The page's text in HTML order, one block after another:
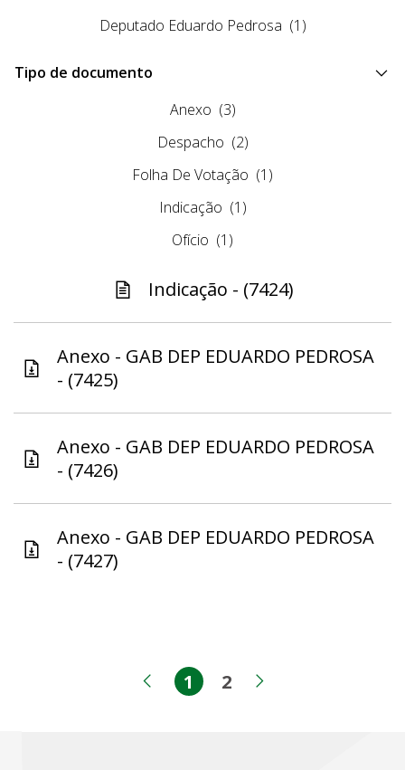
Deputado Eduardo Pedrosa (1)
Tipo de documento
Anexo (3)
Despacho (2)
Folha De Votação (1)
Indicação (1)
Ofício (1)
Indicação - (7424)
Anexo - GAB DEP EDUARDO PEDROSA
- (7425)
Anexo - GAB DEP EDUARDO PEDROSA
- (7426)
Anexo - GAB DEP EDUARDO PEDROSA
- (7427)
Página anterior
Página
1 Página
2